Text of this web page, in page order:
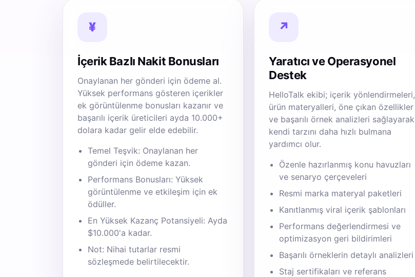
¥
İçerik Bazlı Nakit Bonusları
Onaylanan her gönderi için ödeme al.
Yüksek performans gösteren içerikler
ek görüntülenme bonusları kazanır ve
başarılı içerik üreticileri ayda 10.000+
dolara kadar gelir elde edebilir.
Temel Teşvik: Onaylanan her
gönderi için ödeme kazan.
Performans Bonusları: Yüksek
görüntülenme ve etkileşim için ek
ödüller.
En Yüksek Kazanç Potansiyeli: Ayda
$10.000'a kadar.
Not: Nihai tutarlar resmi
sözleşmede belirtilecektir.
↗
Yaratıcı ve Operasyonel
Destek
HelloTalk ekibi; içerik yönlendirmeleri,
ürün materyalleri, öne çıkan özellikler
ve başarılı örnek analizleri sağlayarak
kendi tarzını daha hızlı bulmana
yardımcı olur.
Özenle hazırlanmış konu havuzları
ve senaryo çerçeveleri
Resmi marka materyal paketleri
Kanıtlanmış viral içerik şablonları
Performans değerlendirmesi ve
optimizasyon geri bildirimleri
Başarılı örneklerin detaylı analizleri
Staj sertifikaları ve referans